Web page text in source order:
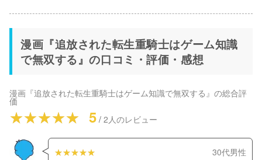
漫画『追放された転生重騎士はゲーム知識
で無双する』の口コミ・評価・感想
漫画『追放された転生重騎士はゲーム知識で無双する』 の総合評
価
5 / 2 人のレビュー
30代男性